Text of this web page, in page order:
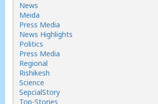
News
Meida
Press Media
News Highlights
Politics
Press Media
Regional
Rishikesh
Science
SepcialStory
Top-Stories